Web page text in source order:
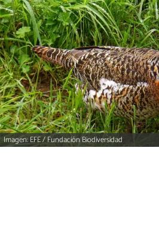
Imagen: EFE / Fundación Biodiversidad